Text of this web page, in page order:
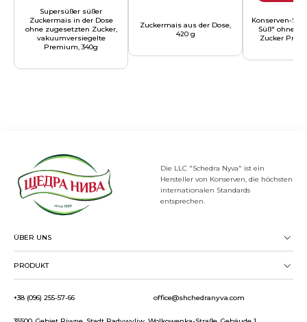
Supersüßer süßer
Zuckermais in der Dose
ohne zugesetzten Zucker,
vakuumversiegelte
Premium, 340g
Zuckermais aus der Dose,
420 g
Konserven-
Süß" ohne
Zucker
Die LLC "Schedra Nyva" ist ein
Hersteller von Konserven, die höchsten
internationalen Standards
entsprechen.
ÜBER UNS
PRODUKT
+38 (096) 255-57-66 office@shchedranyva.com